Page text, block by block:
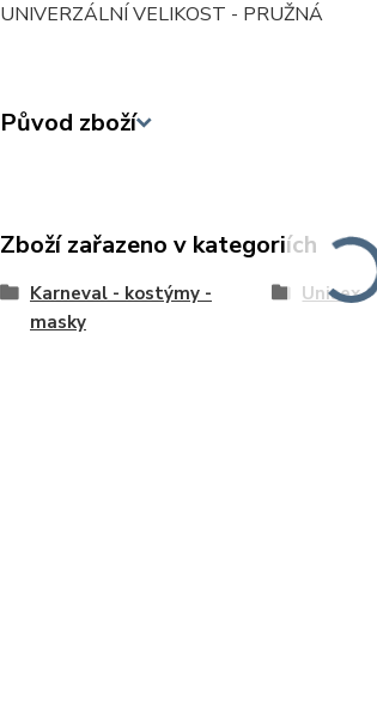
UNIVERZÁLNÍ VELIKOST - PRUŽNÁ
Původ zboží
Zboží zařazeno v kategoriích
Karneval - kostýmy -
masky
Unisex